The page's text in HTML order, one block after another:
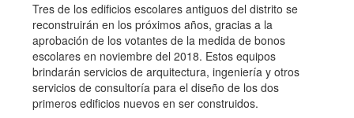
Tres de los edificios escolares antiguos del distrito se
reconstruirán en los próximos años, gracias a la
aprobación de los votantes de la medida de bonos
escolares en noviembre del 2018. Estos equipos
brindarán servicios de arquitectura, ingeniería y otros
servicios de consultoría para el diseño de los dos
primeros edificios nuevos en ser construidos.